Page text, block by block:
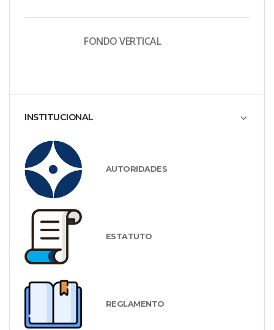
FONDO VERTICAL
INSTITUCIONAL
AUTORIDADES
ESTATUTO
REGLAMENTO